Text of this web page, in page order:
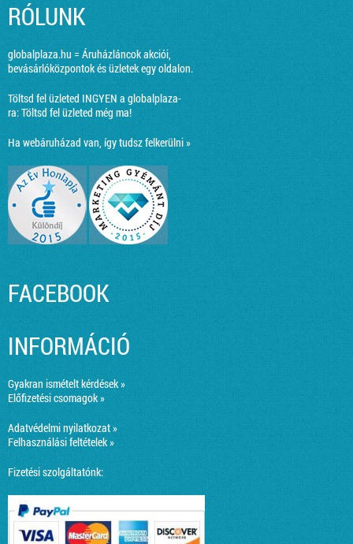
RÓLUNK
globalplaza.hu = Áruházláncok akciói,
bevásárlóközpontok és üzletek egy oldalon.
Töltsd fel üzleted INGYEN a globalplaza-
ra:Töltsd fel üzleted még ma!
Ha webáruházad van, így tudsz felkerülni »
FACEBOOK
INFORMÁCIÓ
Gyakran ismételt kérdések »
Előfizetési csomagok »
Adatvédelmi nyilatkozat »
Felhasználási feltételek »
Fizetési szolgáltatónk: